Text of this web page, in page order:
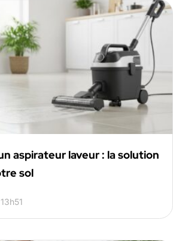
aspirateur laveur : la solution
sol